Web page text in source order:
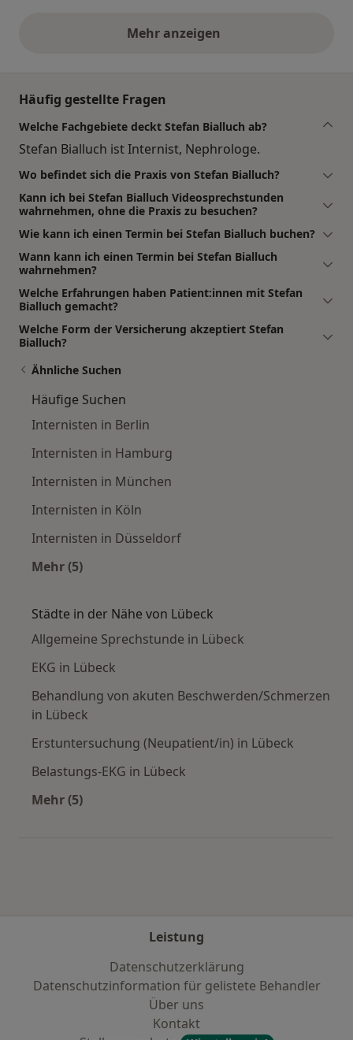
Mehr anzeigenobige Stellungnahmen
Häufig gestellte Fragen
Welche Fachgebiete deckt Stefan Bialluch ab?
Stefan Bialluch ist Internist, Nephrologe.
Wo befindet sich die Praxis von Stefan Bialluch?
Kann ich bei Stefan Bialluch Videosprechstunden
wahrnehmen, ohne die Praxis zu besuchen?
Wie kann ich einen Termin bei Stefan Bialluch buchen?
Wann kann ich einen Termin bei Stefan Bialluch
wahrnehmen?
Welche Erfahrungen haben Patient:innen mit Stefan
Bialluch gemacht?
Welche Form der Versicherung akzeptiert Stefan
Bialluch?
Ähnliche Suchen
Häufige Suchen
Internisten in Berlin
Internisten in Hamburg
Internisten in München
Internisten in Köln
Internisten in Düsseldorf
Mehr (5)
Städte in der Nähe von Lübeck
Allgemeine Sprechstunde in Lübeck
EKG in Lübeck
Behandlung von akuten Beschwerden/Schmerzen
in Lübeck
Erstuntersuchung (Neupatient/in) in Lübeck
Belastungs-EKG in Lübeck
Mehr (5)
Leistung
Datenschutzerklärung
Datenschutzinformation für gelistete Behandler
Über uns
Kontakt